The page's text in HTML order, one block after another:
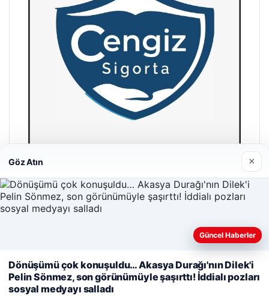
Hastaş Beton
26/05/2026
© 2026 Parapul – Güncel Ekonomi Haberleri
deneyiminizi kişiselleştirmek ve geliştirmek amacıyla çerezler
kullanıyoruz.Çerez Politikamız
Göz Atın ×
Güncel Haberler
Dönüşümü çok konuşuldu… Akasya Durağı'nın Dilek'i
Pelin Sönmez, son görünümüyle şaşırttı! İddialı pozları
sosyal medyayı salladı